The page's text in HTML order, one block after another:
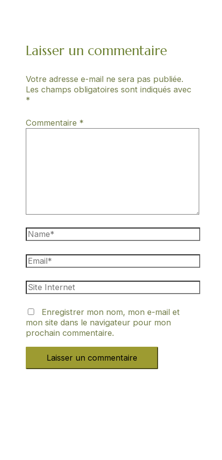
Laisser un commentaire
Votre adresse e-mail ne sera pas publiée.
Les champs obligatoires sont indiqués avec
*
Commentaire *
Enregistrer mon nom, mon e-mail et
mon site dans le navigateur pour mon
prochain commentaire.